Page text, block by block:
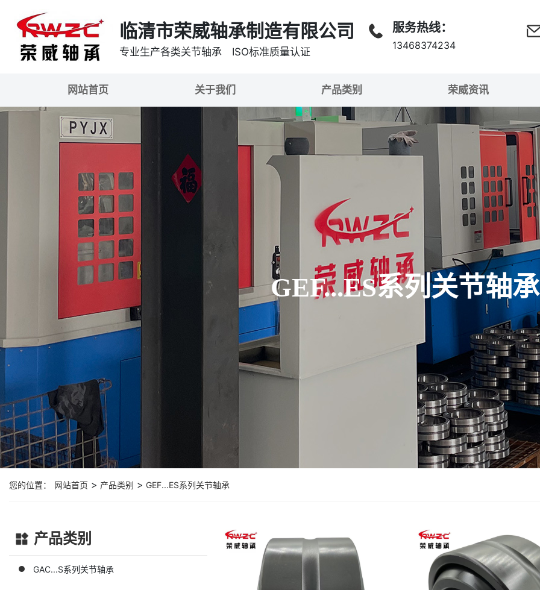
临清市荣威轴承制造有限公司
专业生产各类关节轴承 ISO标准质量认证
服务热线：
13468374234
网站首页 关于我们 产品类别 荣威资讯
GEF...ES系列关节轴承
您的位置： 网站首页 > 产品类别 > GEF...ES系列关节轴承
产品类别
GAC...S系列关节轴承